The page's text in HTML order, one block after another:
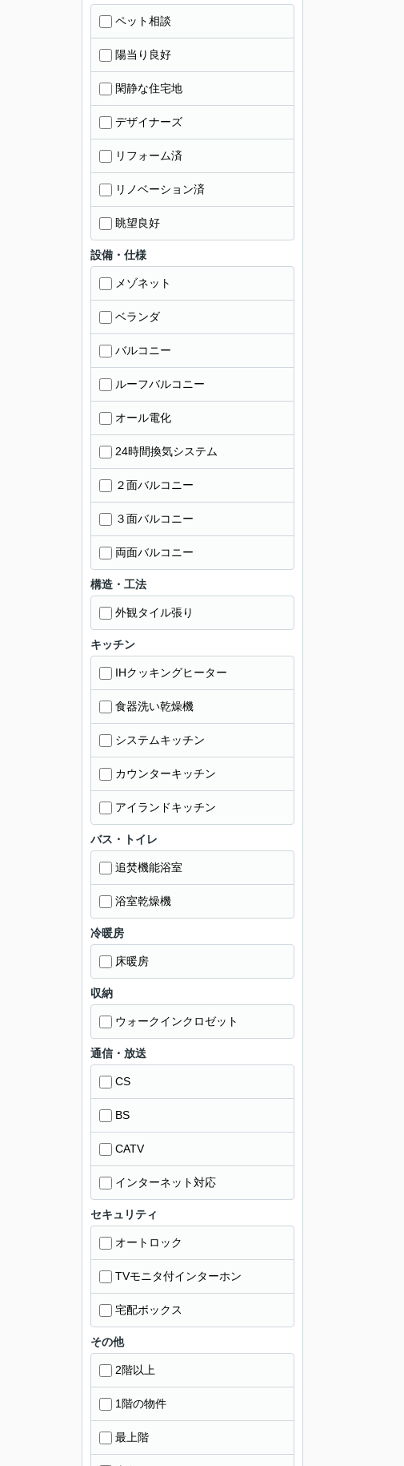
ペット相談
陽当り良好
閑静な住宅地
デザイナーズ
リフォーム済
リノベーション済
眺望良好
設備・仕様
メゾネット
ベランダ
バルコニー
ルーフバルコニー
オール電化
24時間換気システム
２面バルコニー
３面バルコニー
両面バルコニー
構造・工法
外観タイル張り
キッチン
IHクッキングヒーター
食器洗い乾燥機
システムキッチン
カウンターキッチン
アイランドキッチン
バス・トイレ
追焚機能浴室
浴室乾燥機
冷暖房
床暖房
収納
ウォークインクロゼット
通信・放送
CS
BS
CATV
インターネット対応
セキュリティ
オートロック
TVモニタ付インターホン
宅配ボックス
その他
2階以上
1階の物件
最上階